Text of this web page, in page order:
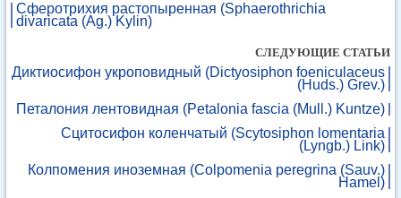
Сферотрихия растопыренная (Sphaerothrichia
divaricata (Ag.) Kylin)
СЛЕДУЮЩИЕ СТАТЬИ
Диктиосифон укроповидный (Dictyosiphon foeniculaceus
(Huds.) Grev.)
Петалония лентовидная (Petalonia fascia (Mull.) Kuntze)
Сцитосифон коленчатый (Scytosiphon lomentaria
(Lyngb.) Link)
Колпомения иноземная (Colpomenia peregrina (Sauv.)
Hamel)